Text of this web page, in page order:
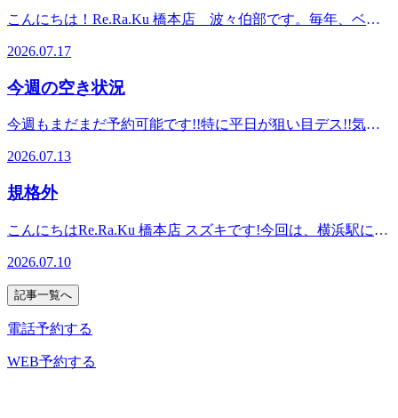
ースタイル、ゲームセンター「アドアーズ」「モスバーガ
店、リンパマッサージ店、整体院骨格・小顔矯正院、カイロ
プラクティック・岩盤浴・スパ・温浴施設ストレッチ店、飲
食店、居酒屋などなどたーくさんのお店がありとっても楽し
める街です♪ぜひぜひ、ご家族、ご友人、カップルで楽しん
でくださいね
(*^^)v☆☆☆☆☆☆☆☆☆☆☆☆☆☆☆☆☆☆☆☆☆☆ 夏祭
ぜひ教えて下さい。皆さまのご来店をスタッフ一同、心より
「wappoi」「auショップ」、託児所「レイモンド」美容室
「アリア バイ アルティナ」古着屋 トレジャーファクトリ
ースタイル、ゲームセンター「アドアーズ」「モスバーガ
店、リンパマッサージ店、整体院骨格・小顔矯正院、カイロ
食店、居酒屋などなどたーくさんのお店がありとっても楽し
でくださいね
スタッフ一同、心よりお待ちしております。口コミを書いた
いします♪https://www.google.com/search?
時間:11：00～21：00【休業日】毎週月曜日（祝日を除く）
住所 神奈川県相模原市緑区橋本3-13 パークスクエア
1F（橋本駅徒歩5分）電話番号 042-772-1312オンライン予
約 https://reraku.jp/studio/hashimoto/bookingRe.Ra.Ku 橋本店
は、JR横浜線、JR相模線、京王相模原線の橋本駅からす
ぐ！橋本店はタイ古式ストレッチマッサージのように気持ち
いいストレッチのリラク系ボディケアフットケア等のサービ
スを通しお客様の健康な体づくりのお手伝いをしています。
コースなど多様なコースを揃えております！橋本駅周辺には
「wappoi」「auショップ」、託児所「レイモンド」美容室
「アリア バイ アルティナ」古着屋 トレジャーファクトリ
ースタイル、ゲームセンター「アドアーズ」「モスバーガ
合もございますので、お気軽にお電話下さい。スタッフ一
同、心よりお待ちしております
(リラク)橋本店営業時間:11:00～21:00休業日:毎週月曜日(祝日
を除く)住所:神奈川県相模原市緑区橋本3-13 パークスクエア
1F(橋本駅徒歩5分)Re.Ra.Ku 橋本店は、JR横浜線、JR相模
☆☆☆☆☆☆☆☆☆☆☆☆☆☆☆☆☆☆☆☆☆☆☆☆
こんにちは！Re.Ra.Ku 橋本店 波々伯部です。毎年、ベラ
で壊滅。今年はハンギングにして、地面からの熱の影響が少
なくなるように植えてみました。 最近は気温も急上昇中
で、暑いのですが1回目の摘心(収穫?)も終り次の目が出て来
が…。ベランダの植物と言えば、長く垂れ下がるグリーンネ
ックレスとムーンネックレスが邪魔だったので、上直してス
これは食べられないのですが…増えていく姿が愛らしいの
で、捨てずに育てております。ここ数年は暑すぎて、トマト
とかナスとかの野菜をベランダで作ろうとすると暑すぎて根
念。ベランダ直置き以外で栽培できるものを考えないと根っ
いあっても手入れが大変なので、今はこれだけで我慢しまし
う野望を抱き、今日も植物のお世話をしています。 口コミ
を書いたくださるととっても励みになります。こちらから口
コミお願いします♪https://www.google.com/search?
2026.07.17
今週の空き状況
今週もまだまだ予約可能です!!特に平日が狙い目デス!!気温
ぜひご利用ください。 ・7月13日(月) 定休日・7月14日(火)
11:00～・7月15日(水) 11:00～・7月16日(木) 11:00～・7月17
日(金) 16:30～・7月18日(土) 18:50～・7月19日(日) 17:40
る可能性があります。上記のお時間以外にもご案内可能な場
合もございますので、お気軽にお電話下さい。スタッフ一
同、心よりお待ちしております
(リラク)橋本店営業時間:11:00～21:00休業日:毎週月曜日(祝日
を除く)住所:神奈川県相模原市緑区橋本3-13 パークスクエア
線、京王相模原線の橋本駅からすぐ!
2026.07.13
規格外
こんにちはRe.Ra.Ku 橋本店 スズキです!今回は、横浜駅にあ
場が運営しているらしく、60円のクリームパンや3斤の食パ
ンなど値段が安かったりビックリするサイズのパンが売って
いたりで他にも面白い商品がたくさんありました♪購入した
のは・・・『ジャンボメロンパン』直径約20cm 一般的な
けあってほのかな甘みで美味しかった^^チョココロネの大き
2026.07.10
記事一覧へ
電話予約する
WEB予約する